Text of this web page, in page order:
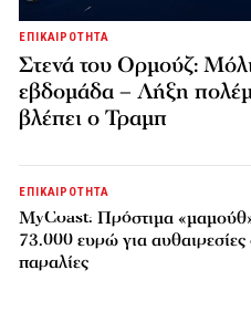
ΕΠΙΚΑΙΡΟΤΗΤΑ
Στενά του Ορμούζ:
εβδομάδα – Λήξη
βλέπει ο Τραμπ
ΕΠΙΚΑΙΡΟΤΗΤΑ
MyCoast: Πρόστιμα
73.000 ευρώ για αυθαιρεσίες
παραλίες